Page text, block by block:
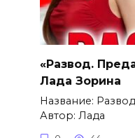
«Развод.
Лада Зорина
Название:
Автор: Лада